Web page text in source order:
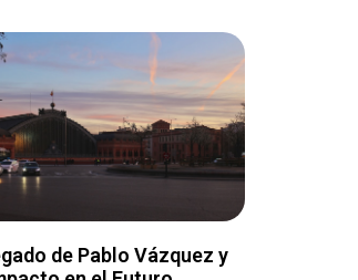
de Pablo Vázquez y